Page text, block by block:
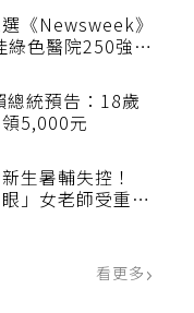
《Newsweek》
綠色醫院250強
標居台灣最佳
總統預告：18歲
5,000元
新生暑輔失控！
眼」女老師受重傷